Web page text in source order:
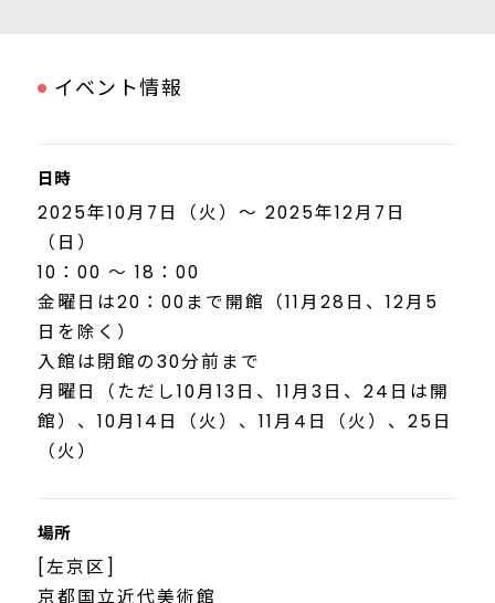
イベント情報
日時
2025年10月7日（火）～ 2025年12月7日
（日）
10：00 ～ 18：00
金曜日は20：00まで開館（11月28日、12月5
日を除く）
入館は閉館の30分前まで
月曜日（ただし10月13日、11月3日、24日は開
館）、10月14日（火）、11月4日（火）、25日
（火）
場所
[左京区]
京都国立近代美術館